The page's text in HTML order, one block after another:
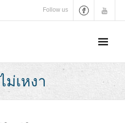
Follow us
ม่เหงา